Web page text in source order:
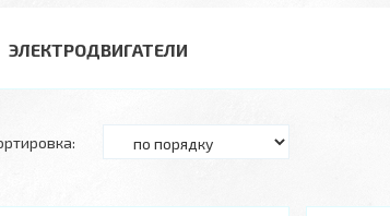
ЭЛЕКТРОДВИГАТЕЛИ